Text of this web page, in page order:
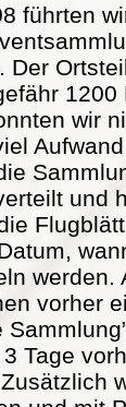
führten
Der
1200
wir
und
werden.
vorher
Tage